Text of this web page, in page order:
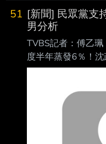
51 [新聞] 民眾黨支
男分析
TVBS記者：傅乙
度半年蒸發6％！
民進黨 4.完整新聞
施政滿意度仍堅守
差不大。然而對比
度，卻持續下跌，
黨主席柯文哲一審